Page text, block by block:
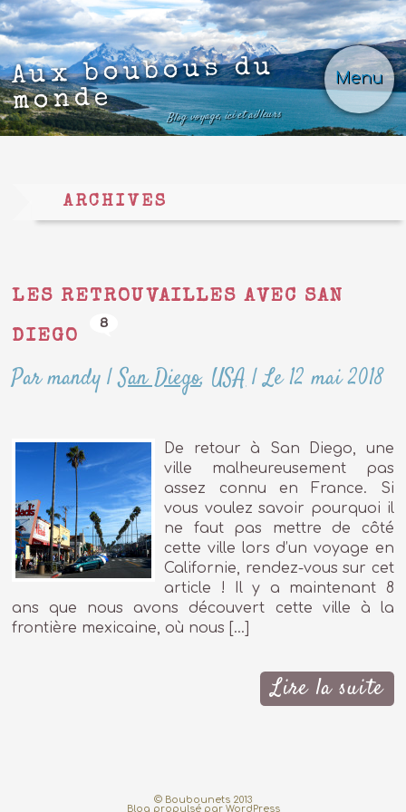
Menu
Aux boubous du
monde
Blog voyage, ici et ailleurs
ARCHIVES
LES RETROUVAILLES AVEC SAN
DIEGO
8
Par mandy |San Diego, USA|Le 12 mai 2018
De retour à San Diego, une
ville malheureusement pas
assez connu en France. Si
vous voulez savoir pourquoi il
ne faut pas mettre de côté
cette ville lors d’un voyage en
Californie, rendez-vous sur cet
article ! Il y a maintenant 8
ans que nous avons découvert cette ville à la
frontière mexicaine, où nous […]
Lire la suite
© Boubounets 2013
Blog propulsé par WordPress